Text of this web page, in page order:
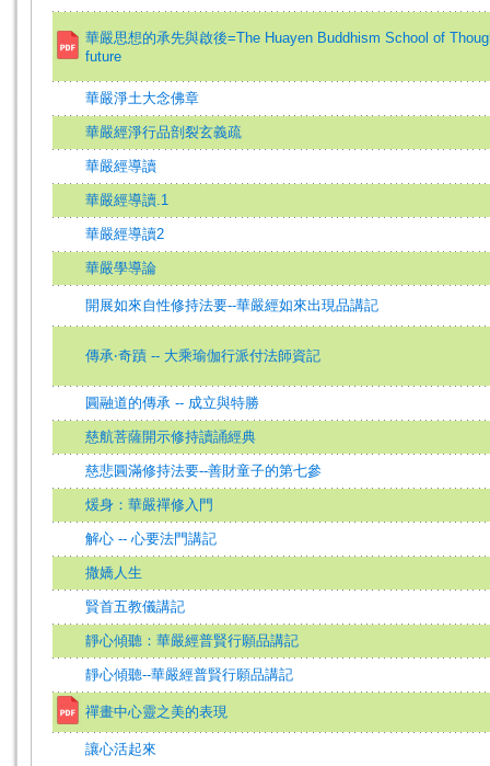
華嚴思想的承先與啟後=The Huayen Buddhism School of
future
華嚴淨土大念佛章
華嚴經淨行品剖裂玄義疏
華嚴經導讀
華嚴經導讀.1
華嚴經導讀2
華嚴學導論
開展如來自性修持法要--華嚴經如來出現品講記
傳承‧奇蹟 -- 大乘瑜伽行派付法師資記
圓融道的傳承 -- 成立與特勝
慈航菩薩開示修持讀誦經典
慈悲圓滿修持法要--善財童子的第七參
煖身：華嚴禪修入門
解心 -- 心要法門講記
撒嬌人生
賢首五教儀講記
靜心傾聽：華嚴經普賢行願品講記
靜心傾聽--華嚴經普賢行願品講記
禪畫中心靈之美的表現
讓心活起來